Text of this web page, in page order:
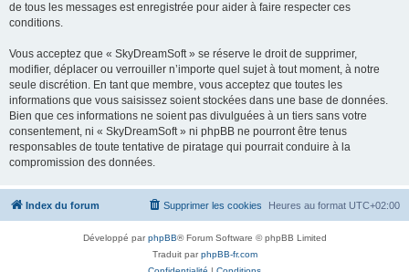
de tous les messages est enregistrée pour aider à faire respecter ces
conditions.
Vous acceptez que « SkyDreamSoft » se réserve le droit de supprimer,
modifier, déplacer ou verrouiller n’importe quel sujet à tout moment, à notre
seule discrétion. En tant que membre, vous acceptez que toutes les
informations que vous saisissez soient stockées dans une base de données.
Bien que ces informations ne soient pas divulguées à un tiers sans votre
consentement, ni « SkyDreamSoft » ni phpBB ne pourront être tenus
responsables de toute tentative de piratage qui pourrait conduire à la
compromission des données.
Index du forum Heures au format UTC+02:00
Supprimer les cookies
Développé parphpBB® Forum Software © phpBB Limited
Traduit parphpBB-fr.com